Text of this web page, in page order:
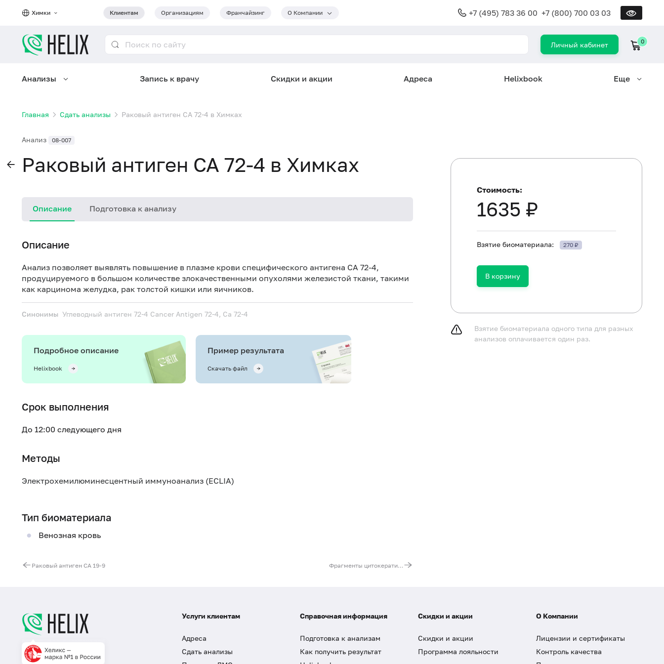
Химки Клиентам Организациям Франчайзинг О Компании +7 (495) 783 36 00 +7 (800) 700 03 03
Личный кабинет 0
Анализы Запись к врачу Скидки и акции Адреса Helixbook Еще
Главная Сдать анализы Раковый антиген CA 72-4 в Химках
Анализ 08-007
Раковый антиген CA 72-4 в Химках
Описание Подготовка к анализу
Описание
Анализ позволяет выявлять повышение в плазме крови специфического антигена СА 72-4,
продуцируемого в большом количестве злокачественными опухолями железистой ткани, такими
как карцинома желудка, рак толстой кишки или яичников.
Синонимы Углеводный антиген 72-4 Cancer Antigen 72-4, Cа 72-4
Подробное описание
Helixbook
Пример результата
Скачать файл
Срок выполнения
До 12:00 следующего дня
Методы
Электрохемилюминесцентный иммуноанализ (ECLIA)
Тип биоматериала
Венозная кровь
Раковый антиген CA 19-9 Фрагменты цитокератина 19 CYFRA 21-1
Не курить в течение 30 минут до исследования.
Стоимость:
1635 ₽
Взятие биоматериала: 270 ₽
В корзину
Взятие биоматериала одного типа для разных
анализов оплачивается один раз.
Услуги клиентам
Адреса
Сдать анализы
Справочная информация
Подготовка к анализам
Как получить результат
Скидки и акции
Скидки и акции
Программа лояльности
О Компании
Лицензии и сертификаты
Контроль качества